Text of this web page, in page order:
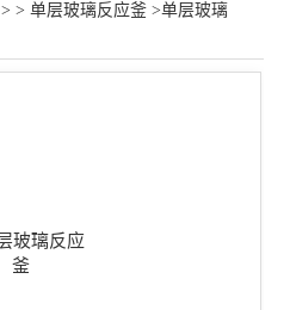
> >单层玻璃反应釜 >单层玻璃